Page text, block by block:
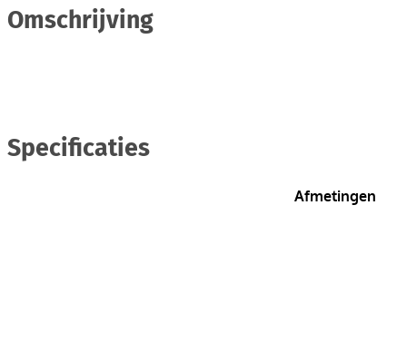
Omschrijving
Specificaties
Afmetingen